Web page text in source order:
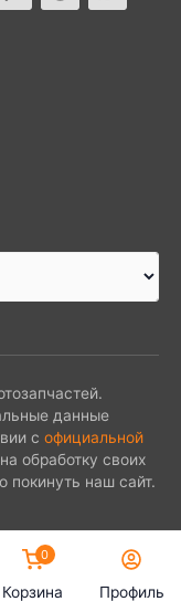
данные
с официальной
обработку своих
покинуть наш сайт.
0
Корзина Профиль